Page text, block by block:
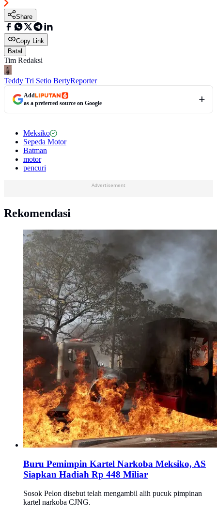
Share
Copy Link
Batal
Tim Redaksi
Teddy Tri Setio BertyReporter
Add
as a preferred source on Google
Meksiko
Sepeda Motor
Batman
motor
pencuri
Advertisement
Rekomendasi
Buru Pemimpin Kartel Narkoba Meksiko, AS
Siapkan Hadiah Rp 448 Miliar
Sosok Pelon disebut telah mengambil alih pucuk pimpinan
kartel narkoba CJNG.